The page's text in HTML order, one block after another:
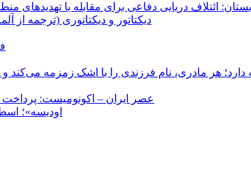
ائتلاف دریایی دفاعی برای مقابله با
دیکتاتور و دیکتاتوری (ترجمه از
هر مادری، نام فرزندی را با اشک زمزمه می‌کند
عصر ایران – اکونومیست: پرداخت
«اودیسه»؛